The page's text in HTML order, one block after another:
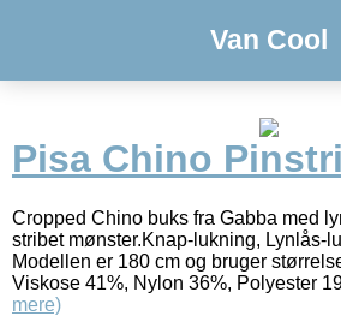
Van Cool
Pisa Chino
Cropped Chino buks fra Gabba med
stribet mønster.Knap-lukning, Lynlås-
Modellen er 180 cm og bruger
Viskose 41%, Nylon 36%, Polyester
mere)